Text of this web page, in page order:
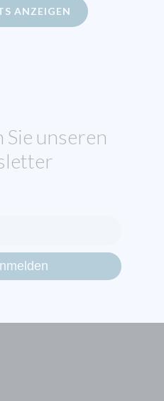
ANZEIGEN
unseren